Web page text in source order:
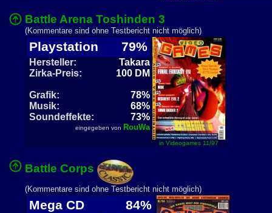
Battle Arena Toshinden 3
(Kommentare sind ohne Testbericht nicht möglich)
Playstation 79%
Hersteller:
Takara
Zirka-Preis:
100 DM
Grafik:
78%
Musik:
68%
Soundeffekte:
73%
eingegeben von RouWa
in Videogames 11/97
Battle Corps
(Kommentare sind ohne Testbericht nicht möglich)
Mega CD 84%